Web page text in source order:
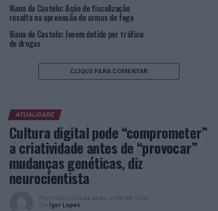
referido na proposta.
como Espanha, Portugal e México. A Rede Portuguesa
conta já com 37 pedidos de adesão. Pretende-se que
Viana do Castelo seja uma das cidades que façam parte
desta rede desde o seu início, de forma a transmitir a
com outros municípios de forma a otimizarmos as
experiências que cada um possui nesta área da
mobilidade.
Foto: CMVC.
TÓPICOS RELACIONADOS:
Viana do Castelo: Ação de fiscalização
resulta na apreensão de armas de fogo
Viana do Castelo: Jovem detido por tráfico
de drogas
CLIQUE PARA COMENTAR
ATUALIDADE
Cultura digital pode “comprometer”
a criatividade antes de “provocar”
mudanças genéticas, diz
neurocientista
Publicado 10 horas atrás on 08/08/2026
Por
Ígor Lopes